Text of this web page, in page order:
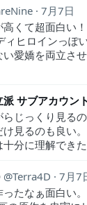
7月7日
くて超面白い！
ィヒロインっぽ
愛嬌を両立さ
じっくり見る
け見るのも良い
分に理解できた
Terra4D
7月7
たなぁ面白い。